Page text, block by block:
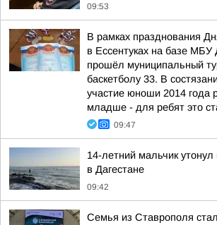
09:53
В рамках празднования
в Ессентуках на базе
прошёл муниципальный
баскетболу 33. В
участие юноши 2014 года
младше - для ребят это
09:47
14-летний мальчик
в Дагестане
09:42
Семья из Ставрополя